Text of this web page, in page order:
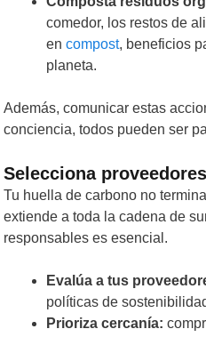
comedor, los restos de
encompost, beneficios
planeta.
Además, comunicar estas
conciencia, todos pueden ser
Selecciona
Tu huella de carbono no
extiende a toda la cadena de
responsables es esencial.
Evalúa a tus
políticas de
Prioriza cercanía: